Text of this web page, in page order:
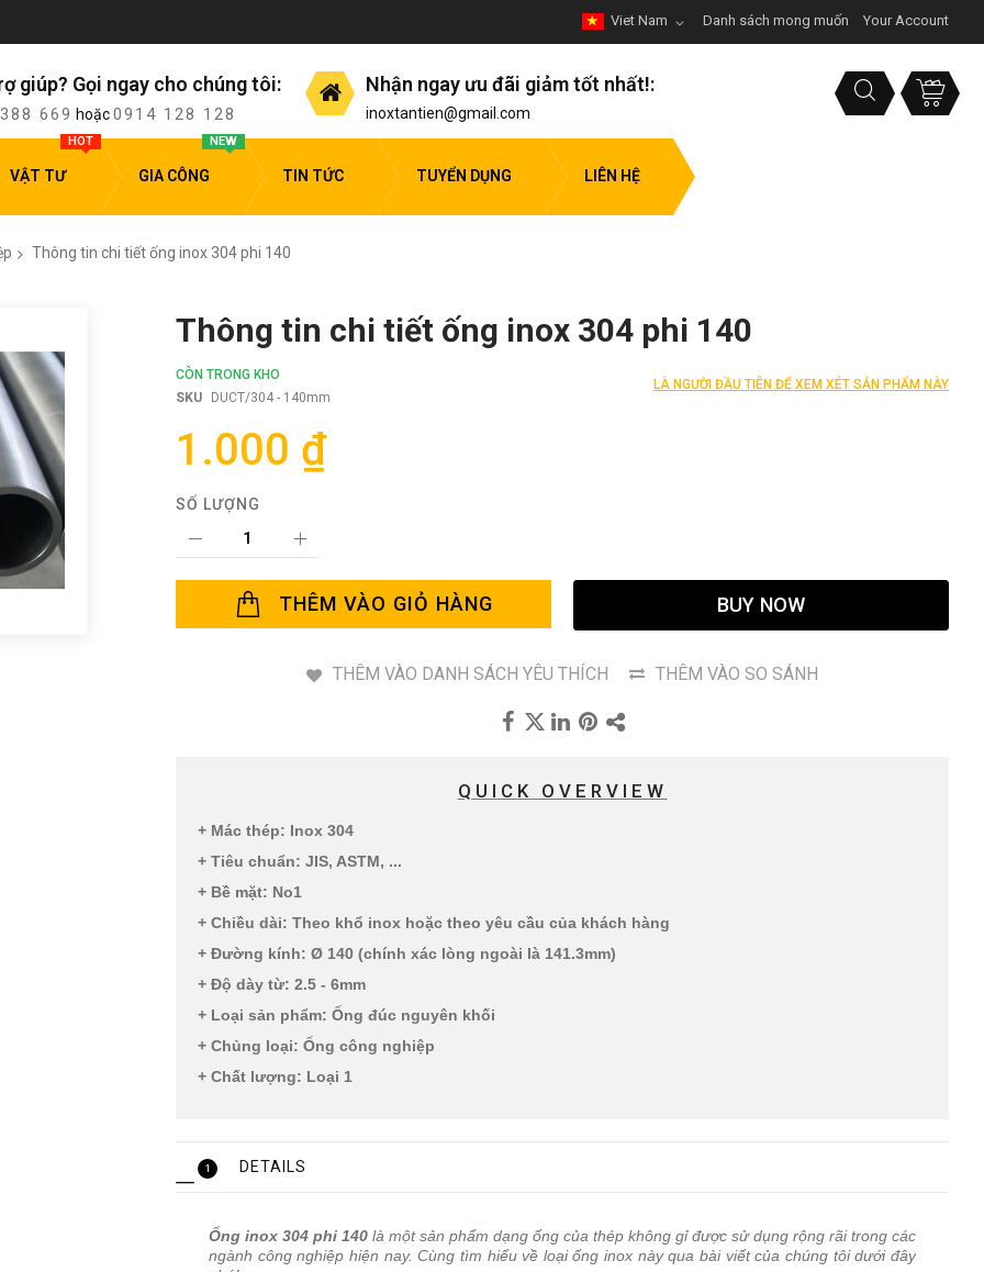
Danh sách mong muốn Your Account
Viet Nam
giúp? Gọi ngay cho chúng tôi:
669 hoặc0914 128 128
Nhận ngay ưu đãi giảm tốt nhất!:
inoxtantien@gmail.com
VẬT TƯ
HOT
GIA CÔNG
NEW
TIN TỨC TUYỂN DỤNG LIÊN HỆ
Thông tin chi tiết ống inox 304 phi 140
Thông tin chi tiết ống inox 304 phi 140
CÒN TRONG KHO
SKU
DUCT/304 - 140mm
LÀ NGƯỜI ĐẦU TIÊN ĐỂ XEM XÉT SẢN PHẨM NÀY
1.000 ₫
SỐ LƯỢNG
THÊM VÀO GIỎ HÀNG BUY NOW
THÊM VÀO DANH SÁCH YÊU THÍCH THÊM VÀO SO SÁNH
QUICK OVERVIEW
+ Mác thép: Inox 304
+ Tiêu chuẩn: JIS, ASTM, ...
+ Bề mặt: No1
+ Chiều dài: Theo khổ inox hoặc theo yêu cầu của khách hàng
+ Đường kính: Ø 140 (chính xác lòng ngoài là 141.3mm)
+ Độ dày từ: 2.5 - 6mm
+ Loại sản phẩm: Ống đúc nguyên khối
+ Chủng loại: Ống công nghiệp
+ Chất lượng: Loại 1
1 DETAILS
Ống inox 304 phi 140 là một sản phẩm dạng ống của thép không gỉ được sử dụng rộng rãi trong các
ngành công nghiệp hiện nay. Cùng tìm hiểu về loại ống inox này qua bài viết của chúng tôi dưới đây